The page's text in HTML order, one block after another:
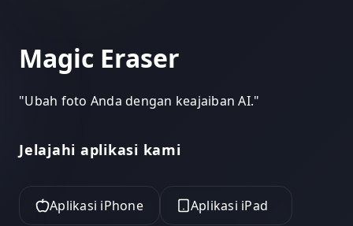
Magic Eraser
"Ubah foto Anda dengan keajaiban AI."
Jelajahi aplikasi kami
Aplikasi iPhone Aplikasi iPad